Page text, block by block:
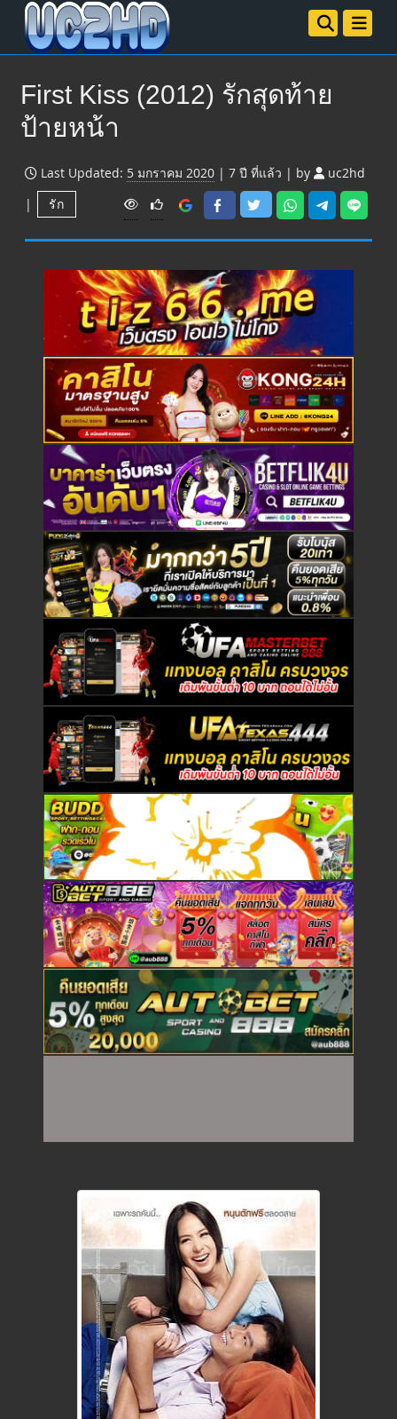
First Kiss (2012) รักสุดท้าย
ป้ายหน้า
Last Updated: 5 มกราคม 2020 | 7 ปี ที่แล้ว | by
uc2hd
|
รัก
V
w
s